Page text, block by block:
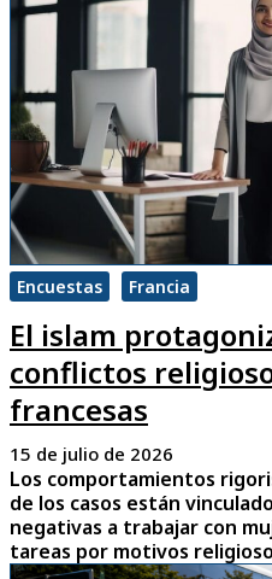
Encuestas Francia
El islam
conflictos
francesas
15 de julio de 2026
Los comportamientos
de los casos están
negativas a trabajar con
tareas por motivos